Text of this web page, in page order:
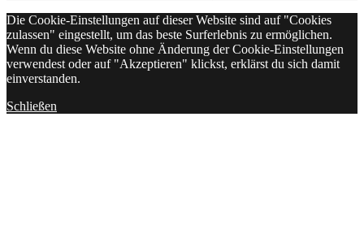
Die Cookie-Einstellungen auf dieser Website sind auf "Cookies
zulassen" eingestellt, um das beste Surferlebnis zu ermöglichen.
Wenn du diese Website ohne Änderung der Cookie-Einstellungen
verwendest oder auf "Akzeptieren" klickst, erklärst du sich damit
einverstanden.
Schließen